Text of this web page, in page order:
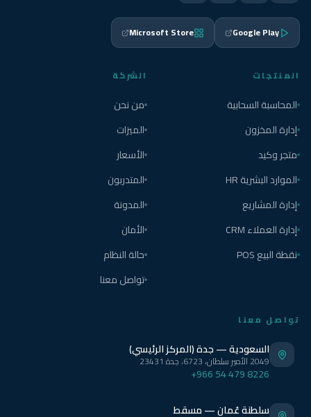
Google Play
Microsoft Store
المنتجات
المحاسبة السحابية
إدارة المخزون
متجر وكيد
الموارد البشرية HR
إدارة المشاريع
إدارة العملاء CRM
نقطة البيع POS
الشركة
من نحن
الميزات
الأسعار
المتدربون
المدونة
الأمان
حالة النظام
تواصل معنا
تواصل معنا
السعودية — جدة (المركز الرئيسي)
2049 الأمير سلطان، 6723، جدة 23431
+966 54 479 8226
سلطنة عُمان — مسقط